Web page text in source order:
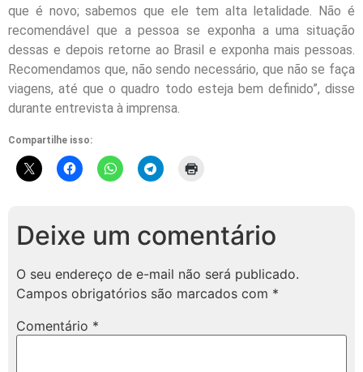
que é novo; sabemos que ele tem alta letalidade. Não é
recomendável que a pessoa se exponha a uma situação
dessas e depois retorne ao Brasil e exponha mais pessoas.
Recomendamos que, não sendo necessário, que não se faça
viagens, até que o quadro todo esteja bem definido”, disse
durante entrevista à imprensa.
Compartilhe isso:
Deixe um comentário
O seu endereço de e-mail não será publicado.
Campos obrigatórios são marcados com *
Comentário *